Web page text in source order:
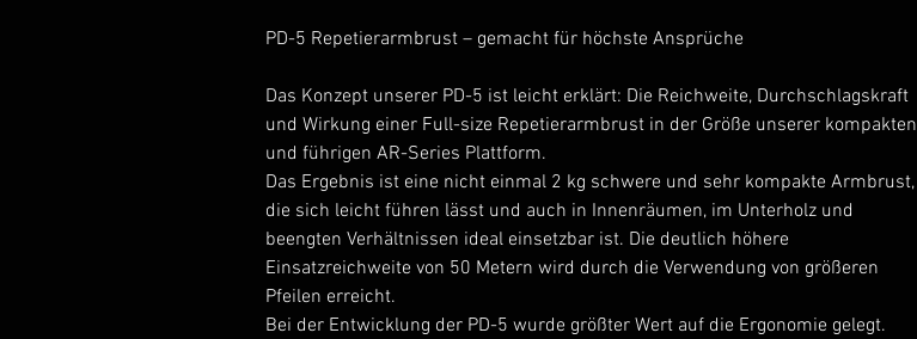
PD-5 Repetierarmbrust – gemacht für höchste Ansprüche
Das Konzept unserer PD-5 ist leicht erklärt: Die Reichweite, Durchschlagskraft
und Wirkung einer Full-size Repetierarmbrust in der Größe unserer kompakten
und führigen AR-Series Plattform.
Das Ergebnis ist eine nicht einmal 2 kg schwere und sehr kompakte Armbrust,
die sich leicht führen lässt und auch in Innenräumen, im Unterholz und
beengten Verhältnissen ideal einsetzbar ist. Die deutlich höhere
Einsatzreichweite von 50 Metern wird durch die Verwendung von größeren
Pfeilen erreicht.
Bei der Entwicklung der PD-5 wurde größter Wert auf die Ergonomie gelegt.